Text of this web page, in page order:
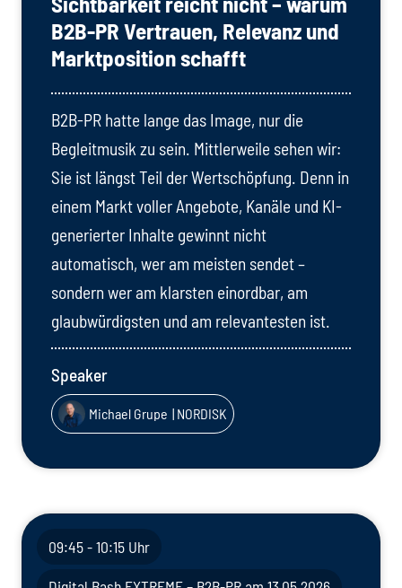
B2B-PR Vertrauen, Relevanz und
Marktposition schafft
B2B-PR hatte lange das Image, nur die
Begleitmusik zu sein. Mittlerweile sehen wir:
Sie ist längst Teil der Wertschöpfung. Denn in
einem Markt voller Angebote, Kanäle und KI-
generierter Inhalte gewinnt nicht
automatisch, wer am meisten sendet –
sondern wer am klarsten einordbar, am
glaubwürdigsten und am relevantesten ist.
Speaker
Michael Grupe | NORDISK
09:45 - 10:15 Uhr